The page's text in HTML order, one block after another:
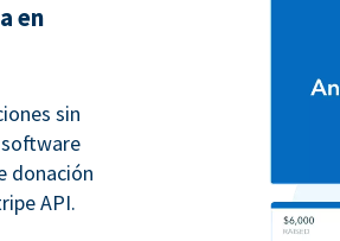
en
sin
donación
API.